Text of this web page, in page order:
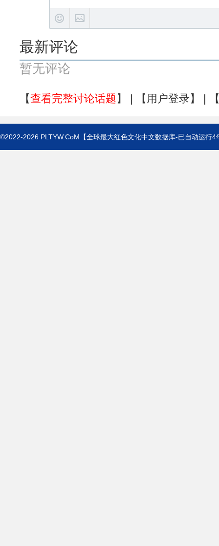
最新评论
暂无评论
【查看完整讨论话题】 | 【 用户登录】 |
©2022-2026 PLTYW.CoM 【全球最大红色文化中文数据库-已自动运行4